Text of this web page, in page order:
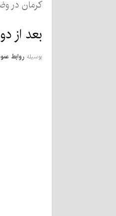
کرمان در
بعد از
بوسیله روابط